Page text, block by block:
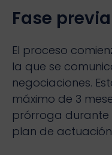
Fase previa
El proceso
la que se
negociaciones.
máximo de 3
prórroga durante
plan de